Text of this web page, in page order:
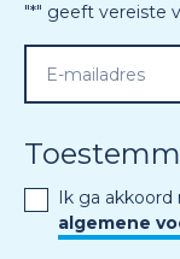
"*" geeft vereiste
Ik ga
algemene